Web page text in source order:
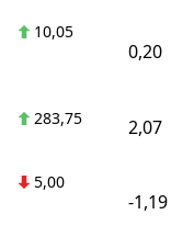
10,05
0,20
283,75 2,07
5,00
-1,19